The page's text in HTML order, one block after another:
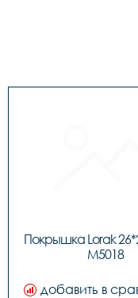
Покрышка Lorak
M5018
добавить в